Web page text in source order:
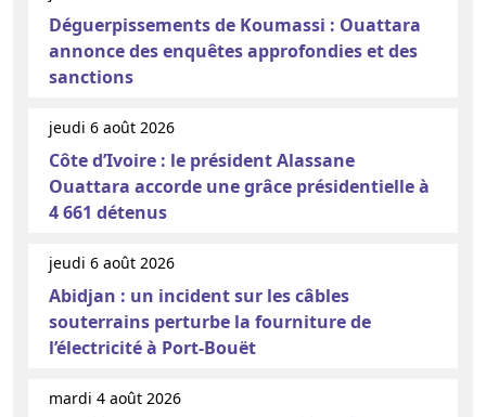
Déguerpissements de Koumassi : Ouattara
annonce des enquêtes approfondies et des
sanctions
jeudi 6 août 2026
Côte d’Ivoire : le président Alassane
Ouattara accorde une grâce présidentielle à
4 661 détenus
jeudi 6 août 2026
Abidjan : un incident sur les câbles
souterrains perturbe la fourniture de
l’électricité à Port-Bouët
mardi 4 août 2026